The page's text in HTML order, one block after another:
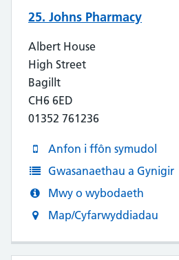
25. Johns Pharmacy
Albert House
High Street
Bagillt
CH6 6ED
01352 761236
Anfon i ffôn symudol
Gwasanaethau a Gynigir
Mwy o wybodaeth
Map/Cyfarwyddiadau